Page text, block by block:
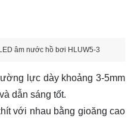
âm nước hồ bơi HLUW5-3
lực dày khoảng 3-5mm
dẫn sáng tốt.
với nhau bằng gioăng cao